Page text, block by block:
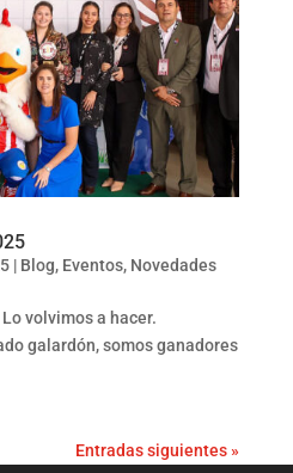
| Blog, Eventos, Novedades
volvimos a hacer.
galardón, somos ganadores
Entradas siguientes »